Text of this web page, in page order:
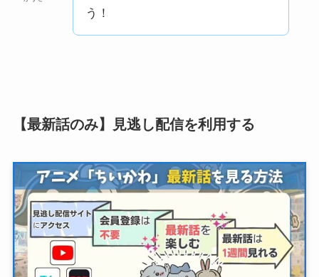
う！
【最新話のみ】見逃し配信を利用する